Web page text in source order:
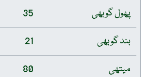
پھول گوبھی
35
بند گوبھی
21
میتھی
80